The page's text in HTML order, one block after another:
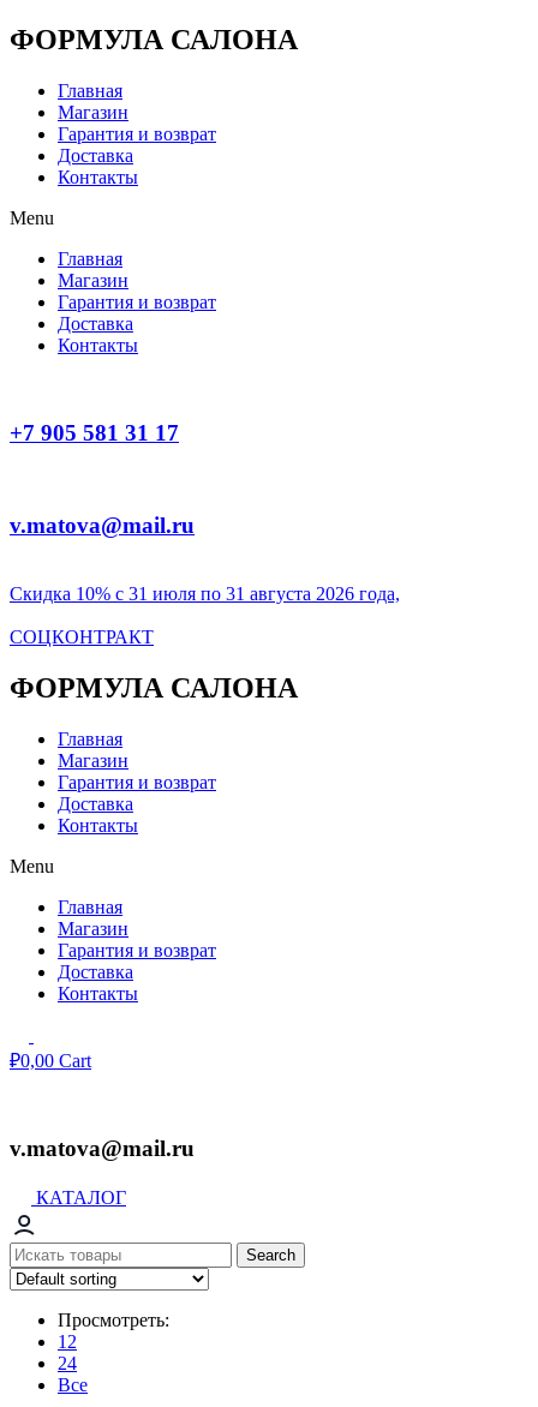
Перейти
к
ФОРМУЛА САЛОНА
Главная
Магазин
Гарантия и возврат
Доставка
Контакты
Menu
Главная
Магазин
Гарантия и возврат
Доставка
Контакты
+7 905 581 31 17
v.matova@mail.ru
Скидка 10% с 31 июля по 31 августа 2026 года,
СОЦКОНТРАКТ
ФОРМУЛА САЛОНА
Главная
Магазин
Гарантия и возврат
Доставка
Контакты
Menu
Главная
Магазин
Гарантия и возврат
Доставка
Контакты
₽0,00 Cart
v.matova@mail.ru
КАТАЛОГ
Search
Просмотреть:
12
24
Все